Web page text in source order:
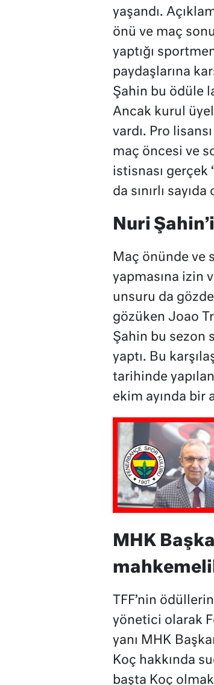
yaşandı.
önü ve maç
yaptığı
paydaşlarına
Şahin bu ödüle
Ancak kurul
vardı. Pro
maç öncesi ve
istisnası gerçek
da sınırlı
Nuri
Maç önünde ve
yapmasına izin
unsuru da
gözüken Joao
Şahin bu sezon
yaptı. Bu
tarihinde
ekim ayında bir
MHK
TFF’nin
yönetici olarak
yanı MHK
Koç hakkında
başta Koç